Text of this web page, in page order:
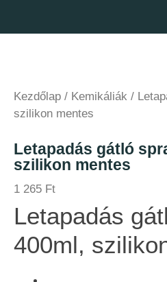
Kezdőlap / Kemikáliák /
szilikon mentes
Letapadás gátló
szilikon mentes
1 265 Ft
Letapadás
400ml,